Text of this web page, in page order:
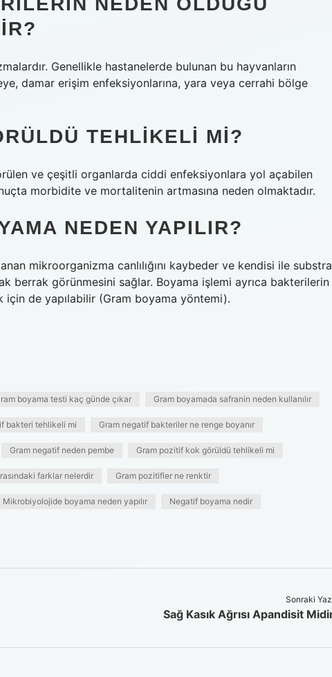
Genellikle hastanelerde bulunan bu hayvanların
damar erişim enfeksiyonlarına, yara veya cerrahi bölge
TEHLIKELI MI?
ve çeşitli organlarda ciddi enfeksiyonlara yol açabilen
morbidite ve mortalitenin artmasına neden olmaktadır.
NEDEN YAPILIR?
mikroorganizma canlılığını kaybeder ve kendisi ile
berrak görünmesini sağlar. Boyama işlemi ayrıca bakterilerin
için de yapılabilir (Gram boyama yöntemi).
boyama testi kaç günde çıkar Gram boyamada safranin neden kullanılır
bakteri tehlikeli mi Gram negatif bakteriler ne renge boyanır
Gram negatif neden pembe Gram pozitif kok görüldü tehlikeli mi
farklar nelerdir Gram pozitifler ne renktir
Mikrobiyolojide boyama neden yapılır Negatif boyama nedir
Sonraki
Sağ Kasık Ağrısı Apandisit